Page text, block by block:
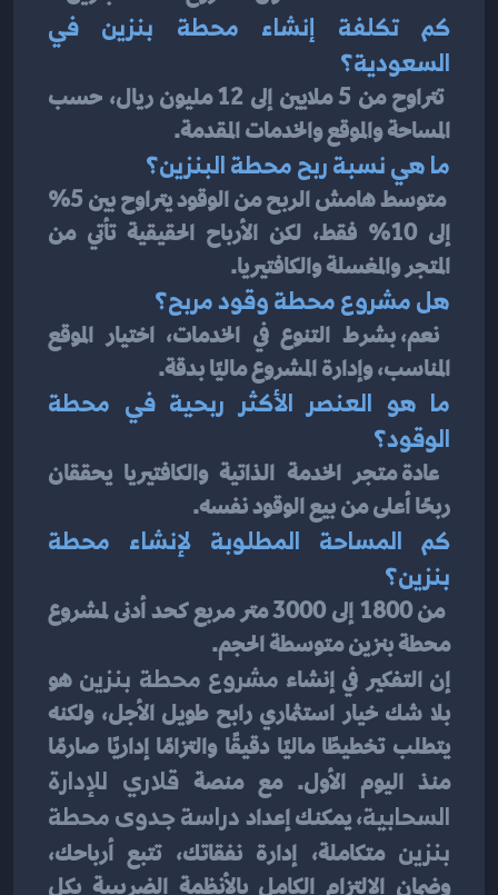
السعودية؟
المساحة والموقع والخدمات المقدمة.
ما هي نسبة ربح محطة البنزين؟
المتجر والمغسلة والكافتيريا.
هل مشروع محطة وقود مربح؟
المناسب، وإدارة المشروع ماليًا بدقة.
الوقود؟
ربحًا أعلى من بيع الوقود نفسه.
بنزين؟
محطة بنزين متوسطة الحجم.
إن التفكير في إنشاء مشروع محطة بنزين
منذ اليوم الأول. مع منصة
السحابية، يمكنك إعداد
بنزين